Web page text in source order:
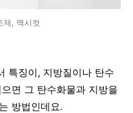
제, 맥시컷
특징이, 지방질이나 탄수
면 그 탄수화물과 지방을
방법인데요.